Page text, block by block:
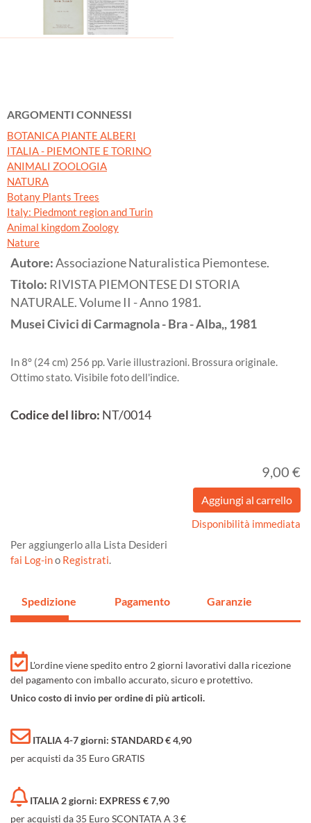
ARGOMENTI CONNESSI
BOTANICA PIANTE ALBERI
ITALIA - PIEMONTE E TORINO
ANIMALI ZOOLOGIA
NATURA
Botany Plants Trees
Italy: Piedmont region and Turin
Animal kingdom Zoology
Nature
Autore:Associazione Naturalistica Piemontese.
Titolo: RIVISTA PIEMONTESE DI STORIA
NATURALE. Volume II - Anno 1981.
Musei Civici di Carmagnola - Bra - Alba,,1981
In 8° (24 cm) 256 pp. Varie illustrazioni. Brossura originale.
Ottimo stato. Visibile foto dell'indice.
Codice del libro: NT/0014
9,00 €
Disponibilità immediata
Per aggiungerlo alla Lista Desideri
fai Log-ino Registrati.
Spedizione Pagamento Garanzie
L'ordine viene spedito entro 2 giorni lavorativi dalla ricezione
del pagamento con imballo accurato, sicuro e protettivo.
Unico costo di invio per ordine di più articoli.
ITALIA 4-7 giorni: STANDARD € 4,90
per acquisti da 35 Euro GRATIS
ITALIA 2 giorni: EXPRESS € 7,90
per acquisti da 35 Euro SCONTATA A 3 €